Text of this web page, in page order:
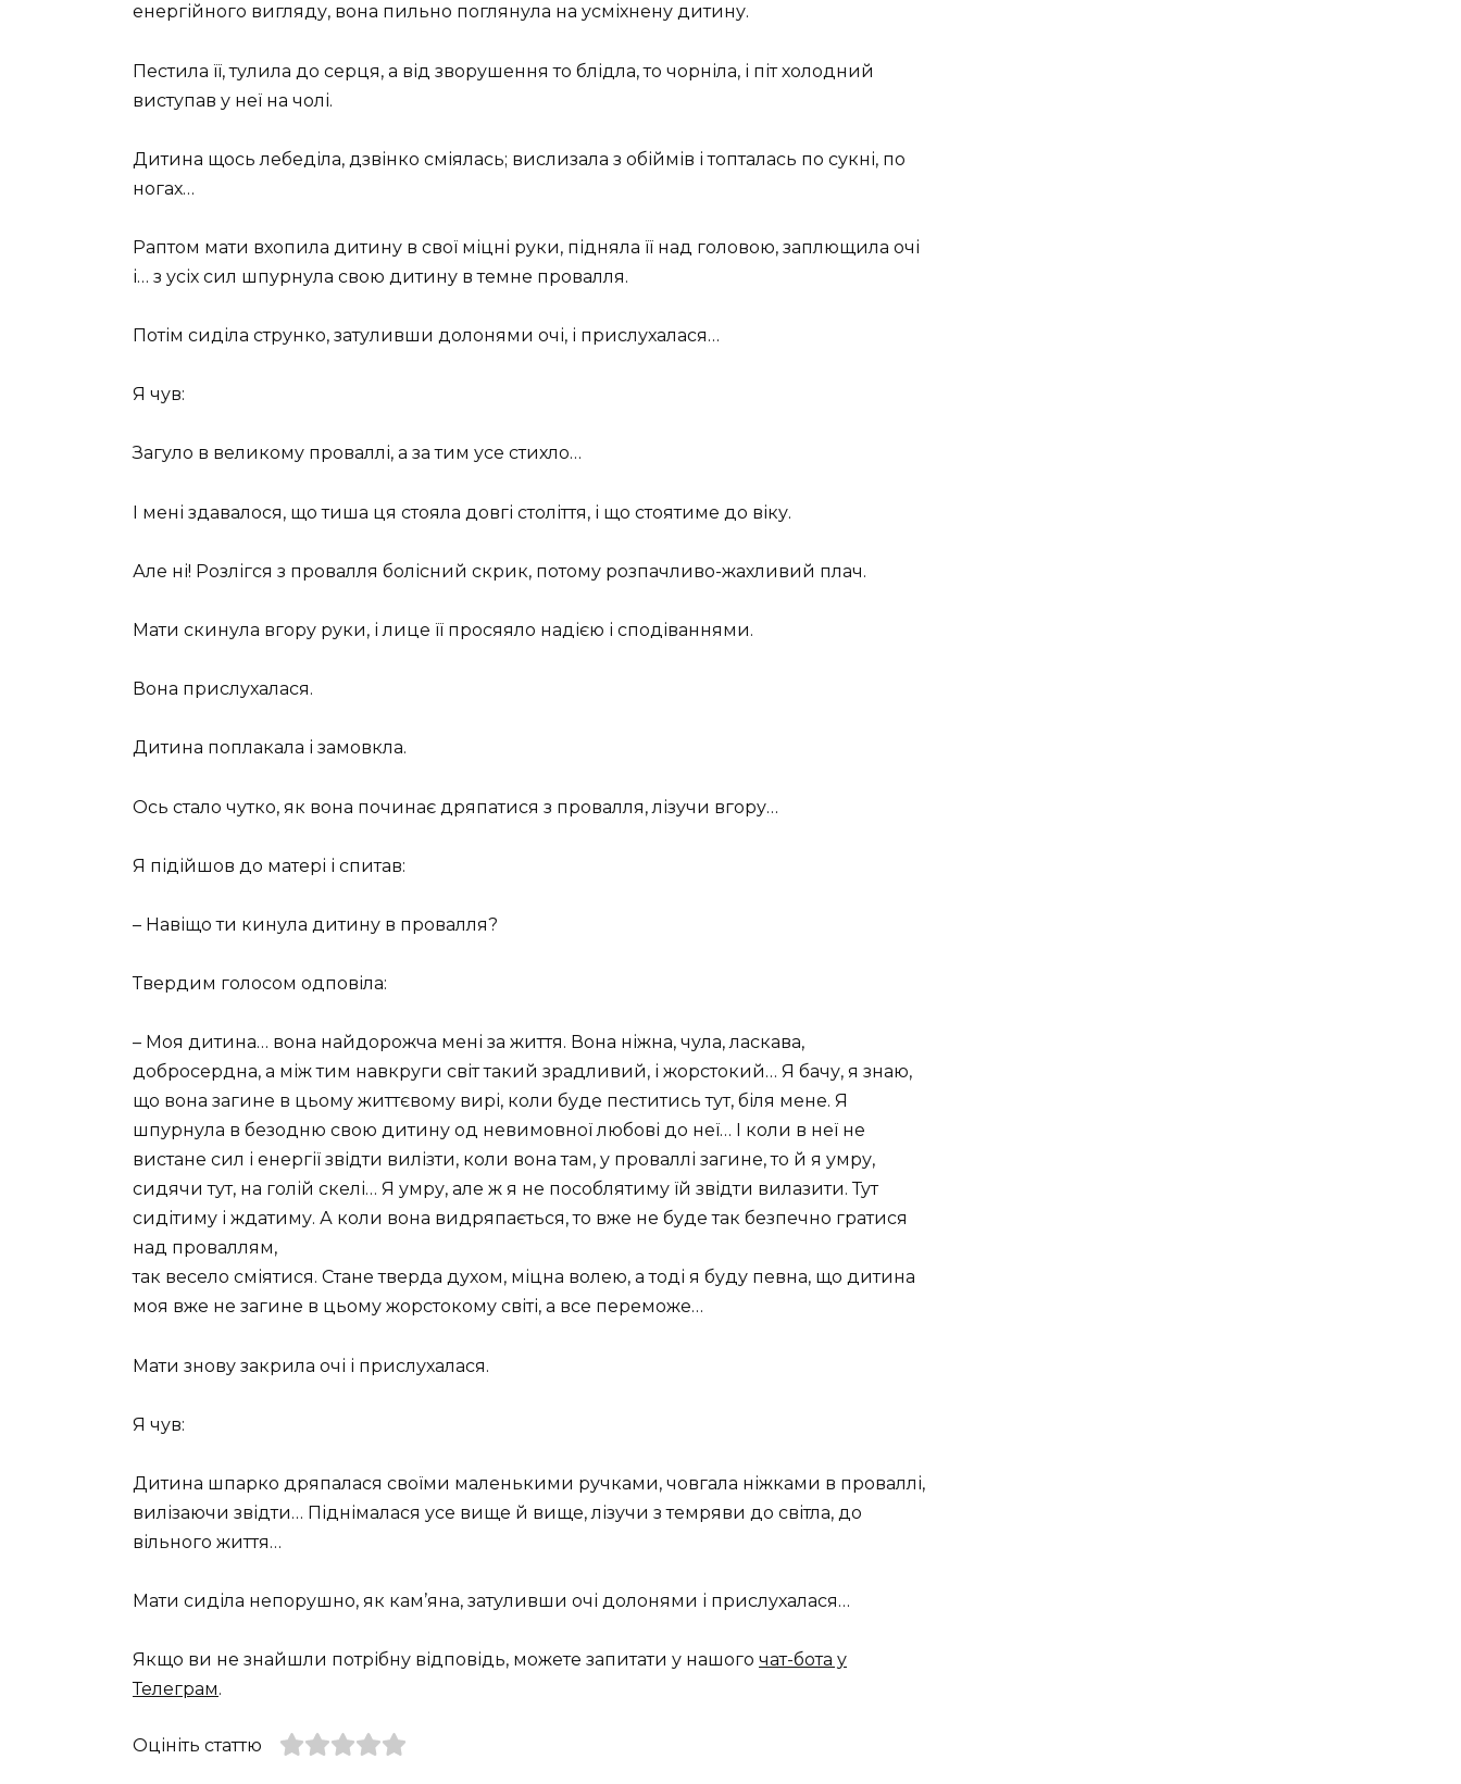
енергійного вигляду, вона пильно поглянула на усміхнену дитину.
Пестила її, тулила до серця, а від зворушення то блідла, то чорніла, і піт холодний
виступав у неї на чолі.
Дитина щось лебеділа, дзвінко сміялась; вислизала з обіймів і топталась по сукні, по
ногах…
Раптом мати вхопила дитину в свої міцні руки, підняла її над головою, заплющила очі
і… з усіх сил шпурнула свою дитину в темне провалля.
Потім сиділа струнко, затуливши долонями очі, і прислухалася…
Я чув:
Загуло в великому проваллі, а за тим усе стихло…
І мені здавалося, що тиша ця стояла довгі століття, і що стоятиме до віку.
Але ні! Розлігся з провалля болісний скрик, потому розпачливо-жахливий плач.
Мати скинула вгору руки, і лице її просяяло надією і сподіваннями.
Вона прислухалася.
Дитина поплакала і замовкла.
Ось стало чутко, як вона починає дряпатися з провалля, лізучи вгору…
Я підійшов до матері і спитав:
– Навіщо ти кинула дитину в провалля?
Твердим голосом одповіла:
– Моя дитина… вона найдорожча мені за життя. Вона ніжна, чула, ласкава,
добросердна, а між тим навкруги світ такий зрадливий, і жорстокий… Я бачу, я знаю,
що вона загине в цьому життєвому вирі, коли буде пеститись тут, біля мене. Я
шпурнула в безодню свою дитину од невимовної любові до неї… І коли в неї не
вистане сил і енергії звідти вилізти, коли вона там, у проваллі загине, то й я умру,
сидячи тут, на голій скелі… Я умру, але ж я не пособлятиму їй звідти вилазити. Тут
сидітиму і ждатиму. А коли вона видряпається, то вже не буде так безпечно гратися
над проваллям,
так весело сміятися. Стане тверда духом, міцна волею, а тоді я буду певна, що дитина
моя вже не загине в цьому жорстокому світі, а все переможе…
Мати знову закрила очі і прислухалася.
Я чув:
Дитина шпарко дряпалася своїми маленькими ручками, човгала ніжками в проваллі,
вилізаючи звідти… Піднімалася усе вище й вище, лізучи з темряви до світла, до
вільного життя…
Мати сиділа непорушно, як кам’яна, затуливши очі долонями і прислухалася…
Якщо ви не знайшли потрібну відповідь, можете запитати у нашого чат-бота у
Телеграм.
Оцініть статтю